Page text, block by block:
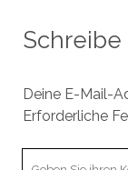
Deine E-Mail-
Erforderliche